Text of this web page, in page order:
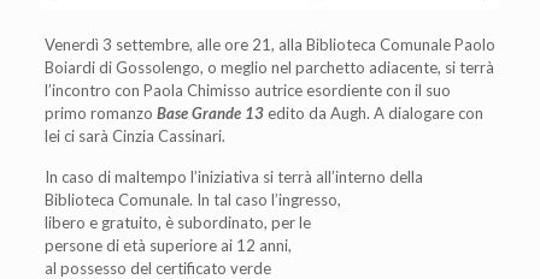
Venerdì 3 settembre, alle ore 21, alla Biblioteca Comunale Paolo
Boiardi di Gossolengo, o meglio nel parchetto adiacente, si terrà
l’incontro con Paola Chimisso autrice esordiente con il suo
primo romanzo Base Grande 13edito da Augh. A dialogare con
lei ci sarà Cinzia Cassinari.
In caso di maltempo l’iniziativa si terrà all’interno della
Biblioteca Comunale. In tal caso l’ingresso,
libero e gratuito, è subordinato, per le
persone di età superiore ai 12 anni,
al possesso del certificato verde